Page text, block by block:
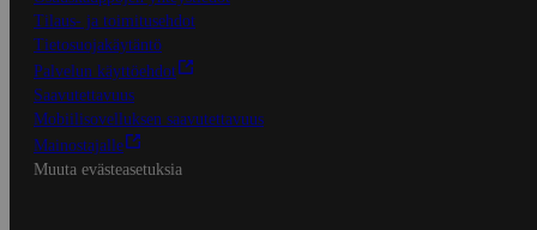
Tilaus- ja toimitusehdot
Tietosuojakäytäntö
Palvelun käyttöehdot
Saavutettavuus
Mobiilisovelluksen saavutettavuus
Mainostajalle
Muuta evästeasetuksia